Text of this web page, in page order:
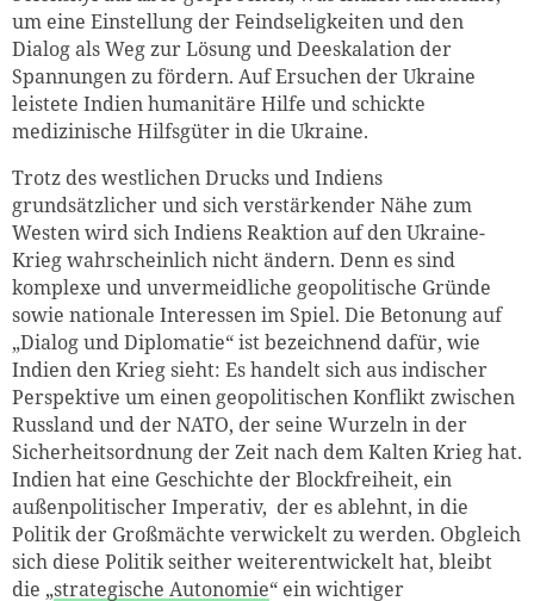
um eine Einstellung der Feindseligkeiten und den
Dialog als Weg zur Lösung und Deeskalation der
Spannungen zu fördern. Auf Ersuchen der Ukraine
leistete Indien humanitäre Hilfe und schickte
medizinische Hilfsgüter in die Ukraine.
Trotz des westlichen Drucks und Indiens
grundsätzlicher und sich verstärkender Nähe zum
Westen wird sich Indiens Reaktion auf den Ukraine-
Krieg wahrscheinlich nicht ändern. Denn es sind
komplexe und unvermeidliche geopolitische Gründe
sowie nationale Interessen im Spiel. Die Betonung auf
„Dialog und Diplomatie“ ist bezeichnend dafür, wie
Indien den Krieg sieht: Es handelt sich aus indischer
Perspektive um einen geopolitischen Konflikt zwischen
Russland und der NATO, der seine Wurzeln in der
Sicherheitsordnung der Zeit nach dem Kalten Krieg hat.
Indien hat eine Geschichte der Blockfreiheit, ein
außenpolitischer Imperativ, der es ablehnt, in die
Politik der Großmächte verwickelt zu werden. Obgleich
sich diese Politik seither weiterentwickelt hat, bleibt
die „strategische Autonomie“ ein wichtiger